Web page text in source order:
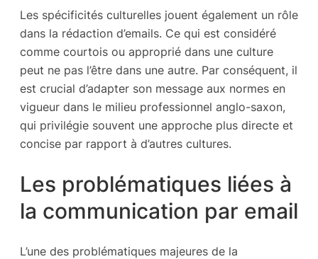
Les spécificités culturelles jouent également un rôle
dans la rédaction d’emails. Ce qui est considéré
comme courtois ou approprié dans une culture
peut ne pas l’être dans une autre. Par conséquent, il
est crucial d’adapter son message aux normes en
vigueur dans le milieu professionnel anglo-saxon,
qui privilégie souvent une approche plus directe et
concise par rapport à d’autres cultures.
Les problématiques liées à
la communication par email
L’une des problématiques majeures de la